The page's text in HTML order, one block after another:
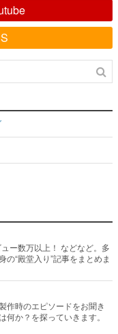
ー数万以上！ などなど。多
の“殿堂入り”記事をまとめま
作時のエピソードをお聞き
何か？を探っていきます。